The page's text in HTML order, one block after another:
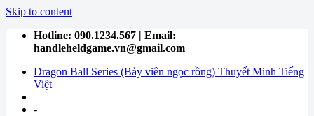
Skip to content
Hotline: 090.1234.567 | Email:
handleheldgame.vn@gmail.com
Dragon Ball Series (Bảy viên ngọc rồng) Thuyết Minh Tiếng
Việt
-